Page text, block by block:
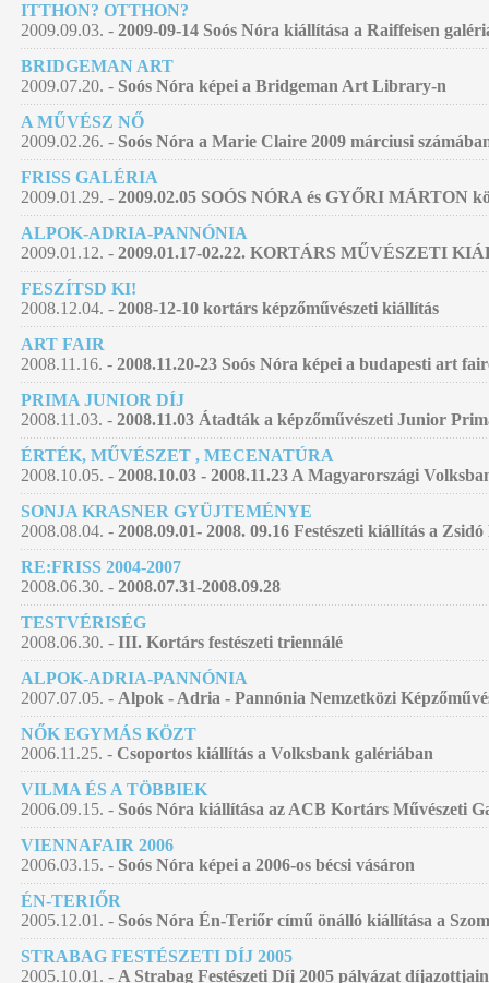
ITTHON? OTTHON?
2009.09.03. - 2009-09-14 Soós Nóra kiállítása a Raiffeisen
BRIDGEMAN ART
2009.07.20. - Soós Nóra képei a Bridgeman Art Library-n
A MŰVÉSZ NŐ
2009.02.26. - Soós Nóra a Marie Claire 2009 márciusi
FRISS GALÉRIA
2009.01.29. - 2009.02.05 SOÓS NÓRA és GYŐRI MÁRTON
ALPOK-ADRIA-PANNÓNIA
2009.01.12. - 2009.01.17-02.22. KORTÁRS MŰVÉSZETI
FESZÍTSD KI!
2008.12.04. - 2008-12-10 kortárs képzőművészeti kiállítás
ART FAIR
2008.11.16. - 2008.11.20-23 Soós Nóra képei a budapesti art
PRIMA JUNIOR DÍJ
2008.11.03. - 2008.11.03 Átadták a képzőművészeti Junior
ÉRTÉK, MŰVÉSZET , MECENATÚRA
2008.10.05. - 2008.10.03 - 2008.11.23 A Magyarországi
SONJA KRASNER GYÜJTEMÉNYE
2008.08.04. - 2008.09.01- 2008. 09.16 Festészeti kiállítás a
RE:FRISS 2004-2007
2008.06.30. - 2008.07.31-2008.09.28
TESTVÉRISÉG
2008.06.30. - III. Kortárs festészeti triennálé
ALPOK-ADRIA-PANNÓNIA
2007.07.05. - Alpok - Adria - Pannónia Nemzetközi
NŐK EGYMÁS KÖZT
2006.11.25. - Csoportos kiállítás a Volksbank galériában
VILMA ÉS A TÖBBIEK
2006.09.15. - Soós Nóra kiállítása az ACB Kortárs Művészeti
VIENNAFAIR 2006
2006.03.15. - Soós Nóra képei a 2006-os bécsi vásáron
ÉN-TERIŐR
2005.12.01. - Soós Nóra Én-Teriőr című önálló kiállítása a
STRABAG FESTÉSZETI DÍJ 2005
2005.10.01. - A Strabag Festészeti Díj 2005 pályázat